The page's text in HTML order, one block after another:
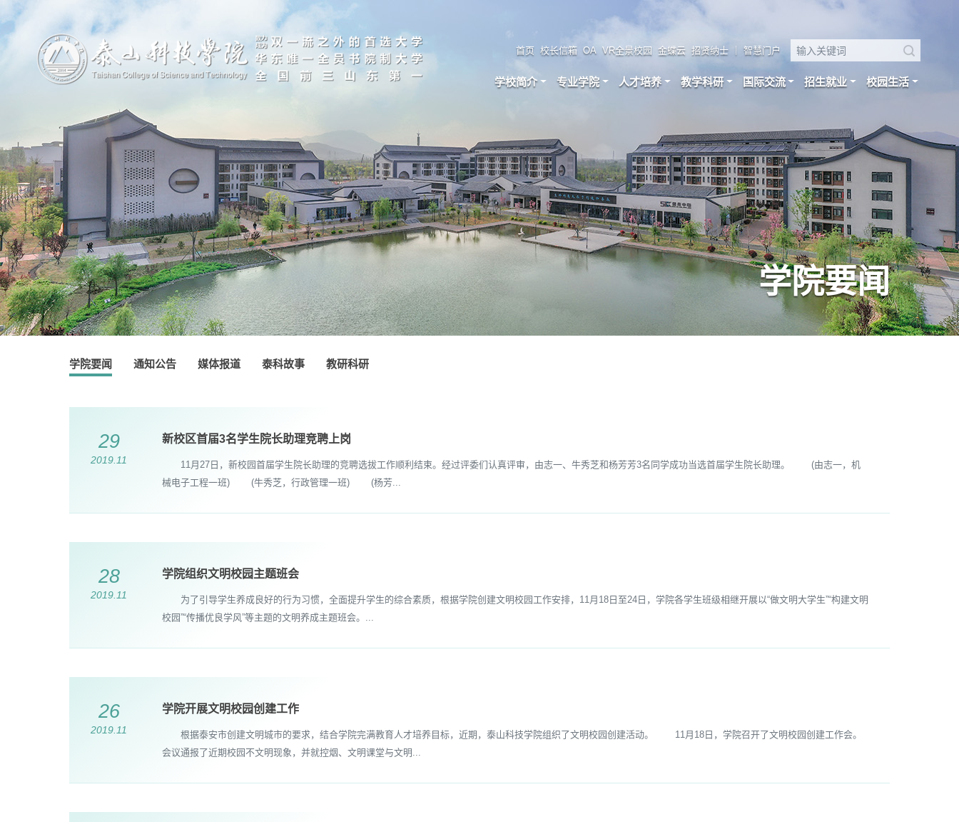
首页 校长信箱 OA VR全景校园 金蝶云 招贤纳士 智慧门户
学校简介 专业学院 人才培养 教学科研 国际交流 招生就业 校园生活
学院要闻
学院要闻 通知公告 媒体报道 泰科故事 教研科研
29
2019.11
新校区首届3名学生院长助理竞聘上岗
11月27日，新校园首届学生院长助理的竞聘选拔工作顺利结束。经过评委们认真评审，由志一、牛秀芝和杨芳芳3名同学成功当选首届学生院长助理。 (由志一，机
械电子工程一班) (牛秀芝，行政管理一班) (杨芳...
28
2019.11
学院组织文明校园主题班会
为了引导学生养成良好的行为习惯，全面提升学生的综合素质，根据学院创建文明校园工作安排，11月18日至24日，学院各学生班级相继开展以“做文明大学生”“构建文明
校园”“传播优良学风”等主题的文明养成主题班会。...
26
2019.11
学院开展文明校园创建工作
根据泰安市创建文明城市的要求，结合学院完满教育人才培养目标，近期，泰山科技学院组织了文明校园创建活动。 11月18日，学院召开了文明校园创建工作会。
会议通报了近期校园不文明现象，并就控烟、文明课堂与文明...